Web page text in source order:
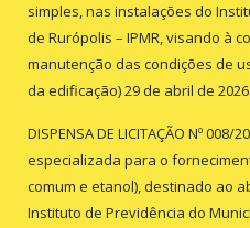
simples, nas instalações do
de Rurópolis – IPMR, visando à
manutenção das condições de
da edificação)29 de abril de 2026
DISPENSA DE LICITAÇÃO Nº
especializada para o
comum e etanol), destinado ao
Instituto de Previdência do